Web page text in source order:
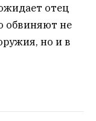
отец
обвиняют не
но и в